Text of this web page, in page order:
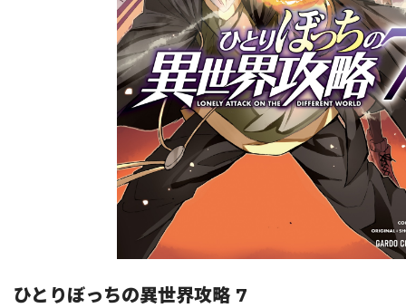
リキューレ コミックパルフェ コミ
閉じる
ひとりぼっちの異世界攻略 7